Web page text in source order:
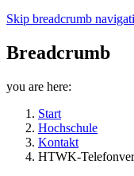
Skip breadcrumb
Breadcrumb
you are here:
Start
Hochschule
Kontakt
HTWK-